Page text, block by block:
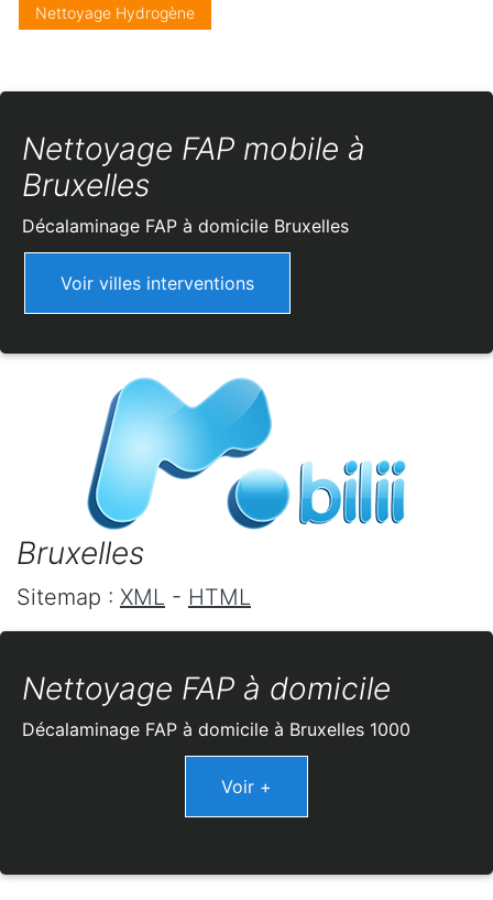
Nettoyage Hydrogène
Nettoyage FAP mobile à
Bruxelles
Décalaminage FAP à domicile Bruxelles
Voir villes interventions
Bruxelles
Sitemap : XML - HTML
Nettoyage FAP à domicile
Décalaminage FAP à domicile à Bruxelles 1000
Voir +